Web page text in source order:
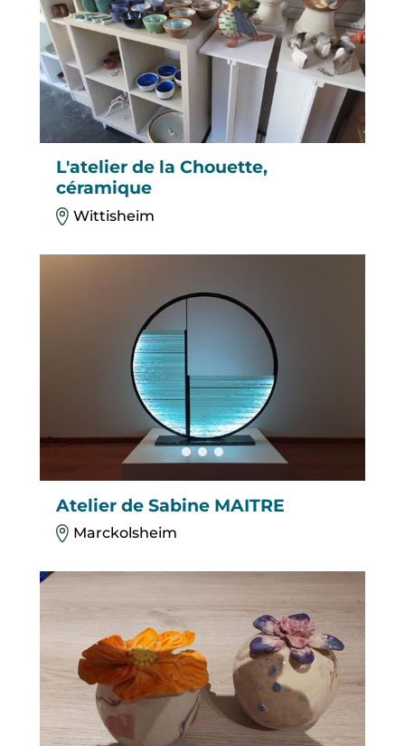
L'atelier de la Chouette,
céramique
Wittisheim
Atelier de Sabine MAITRE
Marckolsheim